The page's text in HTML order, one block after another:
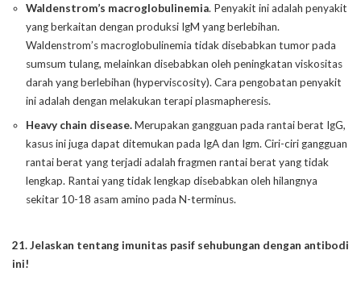
Waldenstrom’s macroglobulinemia. Penyakit ini adalah penyakit
yang berkaitan dengan produksi IgM yang berlebihan.
Waldenstrom’s macroglobulinemia tidak disebabkan tumor pada
sumsum tulang, melainkan disebabkan oleh peningkatan viskositas
darah yang berlebihan (hyperviscosity). Cara pengobatan penyakit
ini adalah dengan melakukan terapi plasmapheresis.
Heavy chain disease.Merupakan gangguan pada rantai berat IgG,
kasus ini juga dapat ditemukan pada IgA dan Igm. Ciri-ciri gangguan
rantai berat yang terjadi adalah fragmen rantai berat yang tidak
lengkap. Rantai yang tidak lengkap disebabkan oleh hilangnya
sekitar 10-18 asam amino pada N-terminus.
21. Jelaskan tentang imunitas pasif sehubungan dengan antibodi
ini!